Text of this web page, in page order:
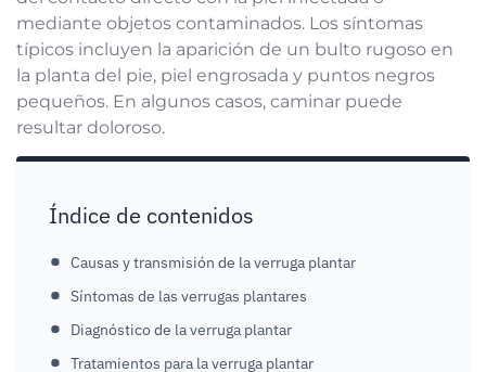
mediante objetos contaminados. Los síntomas
típicos incluyen la aparición de un bulto rugoso en
la planta del pie, piel engrosada y puntos negros
pequeños. En algunos casos, caminar puede
resultar doloroso.
Índice de contenidos
Causas y transmisión de la verruga plantar
Síntomas de las verrugas plantares
Diagnóstico de la verruga plantar
Tratamientos para la verruga plantar